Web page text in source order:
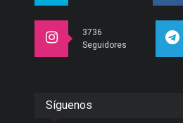
3736
Seguidores
Síguenos